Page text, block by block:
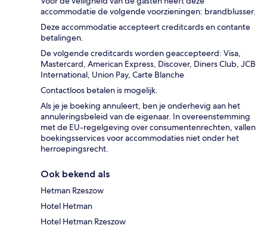
accommodatie de volgende voorzieningen: brandblusser.
Deze accommodatie accepteert creditcards en contante
betalingen.
De volgende creditcards worden geaccepteerd: Visa,
Mastercard, American Express, Discover, Diners Club, JCB
International, Union Pay, Carte Blanche
Contactloos betalen is mogelijk.
Als je je boeking annuleert, ben je onderhevig aan het
annuleringsbeleid van de eigenaar. In overeenstemming
met de EU-regelgeving over consumentenrechten, vallen
boekingsservices voor accommodaties niet onder het
herroepingsrecht.
Ook bekend als
Hetman Rzeszow
Hotel Hetman
Hotel Hetman Rzeszow